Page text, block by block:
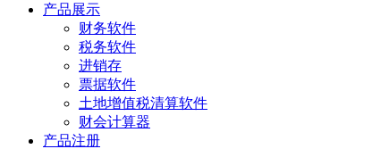
产品展示
财务软件
税务软件
进销存
票据软件
土地增值税清算软件
财会计算器
产品注册